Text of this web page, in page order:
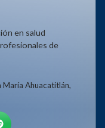
en salud
de
María Ahuacatitlán,